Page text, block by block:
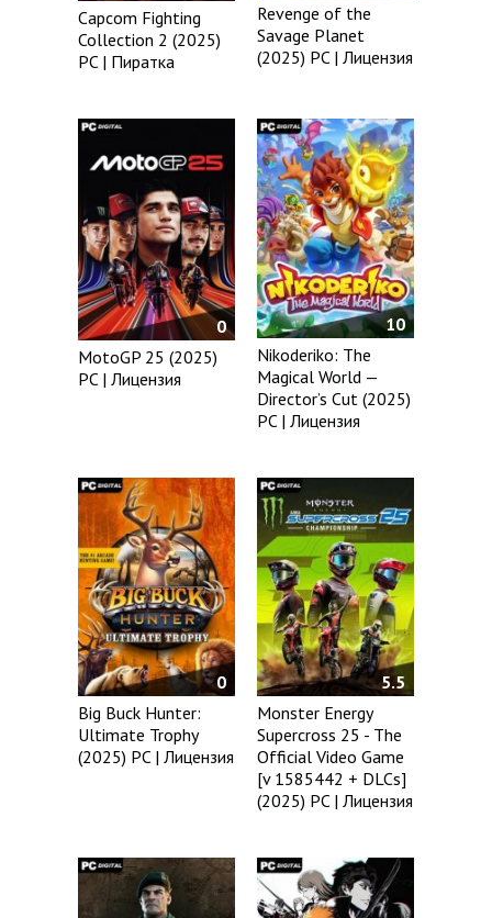
Capcom Fighting
Collection 2 (2025)
PC | Пиратка
Revenge of the
Savage Planet
(2025) PC | Лицензия
0
MotoGP 25 (2025)
PC | Лицензия
10
Nikoderiko: The
Magical World —
Director’s Cut (2025)
PC | Лицензия
0
Big Buck Hunter:
Ultimate Trophy
(2025) PC | Лицензия
5.5
Monster Energy
Supercross 25 - The
Official Video Game
[v 1585442 + DLCs]
(2025) PC | Лицензия